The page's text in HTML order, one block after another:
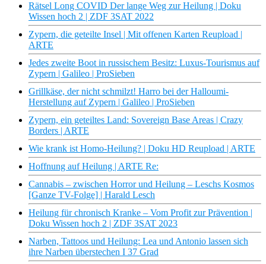
Rätsel Long COVID Der lange Weg zur Heilung | Doku
Wissen hoch 2 | ZDF 3SAT 2022
Zypern, die geteilte Insel | Mit offenen Karten Reupload |
ARTE
Jedes zweite Boot in russischem Besitz: Luxus-Tourismus auf
Zypern | Galileo | ProSieben
Grillkäse, der nicht schmilzt! Harro bei der Halloumi-
Herstellung auf Zypern | Galileo | ProSieben
Zypern, ein geteiltes Land: Sovereign Base Areas | Crazy
Borders | ARTE
Wie krank ist Homo-Heilung? | Doku HD Reupload | ARTE
Hoffnung auf Heilung | ARTE Re:
Cannabis – zwischen Horror und Heilung – Leschs Kosmos
[Ganze TV-Folge] | Harald Lesch
Heilung für chronisch Kranke – Vom Profit zur Prävention |
Doku Wissen hoch 2 | ZDF 3SAT 2023
Narben, Tattoos und Heilung: Lea und Antonio lassen sich
ihre Narben überstechen I 37 Grad